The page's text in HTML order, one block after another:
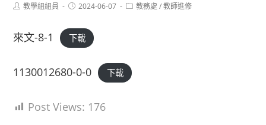
Post教學組組員
Post2024-06-07
Post教務處 / 教師進修
來文-8-1 下載
1130012680-0-0 下載
Post Views: 176